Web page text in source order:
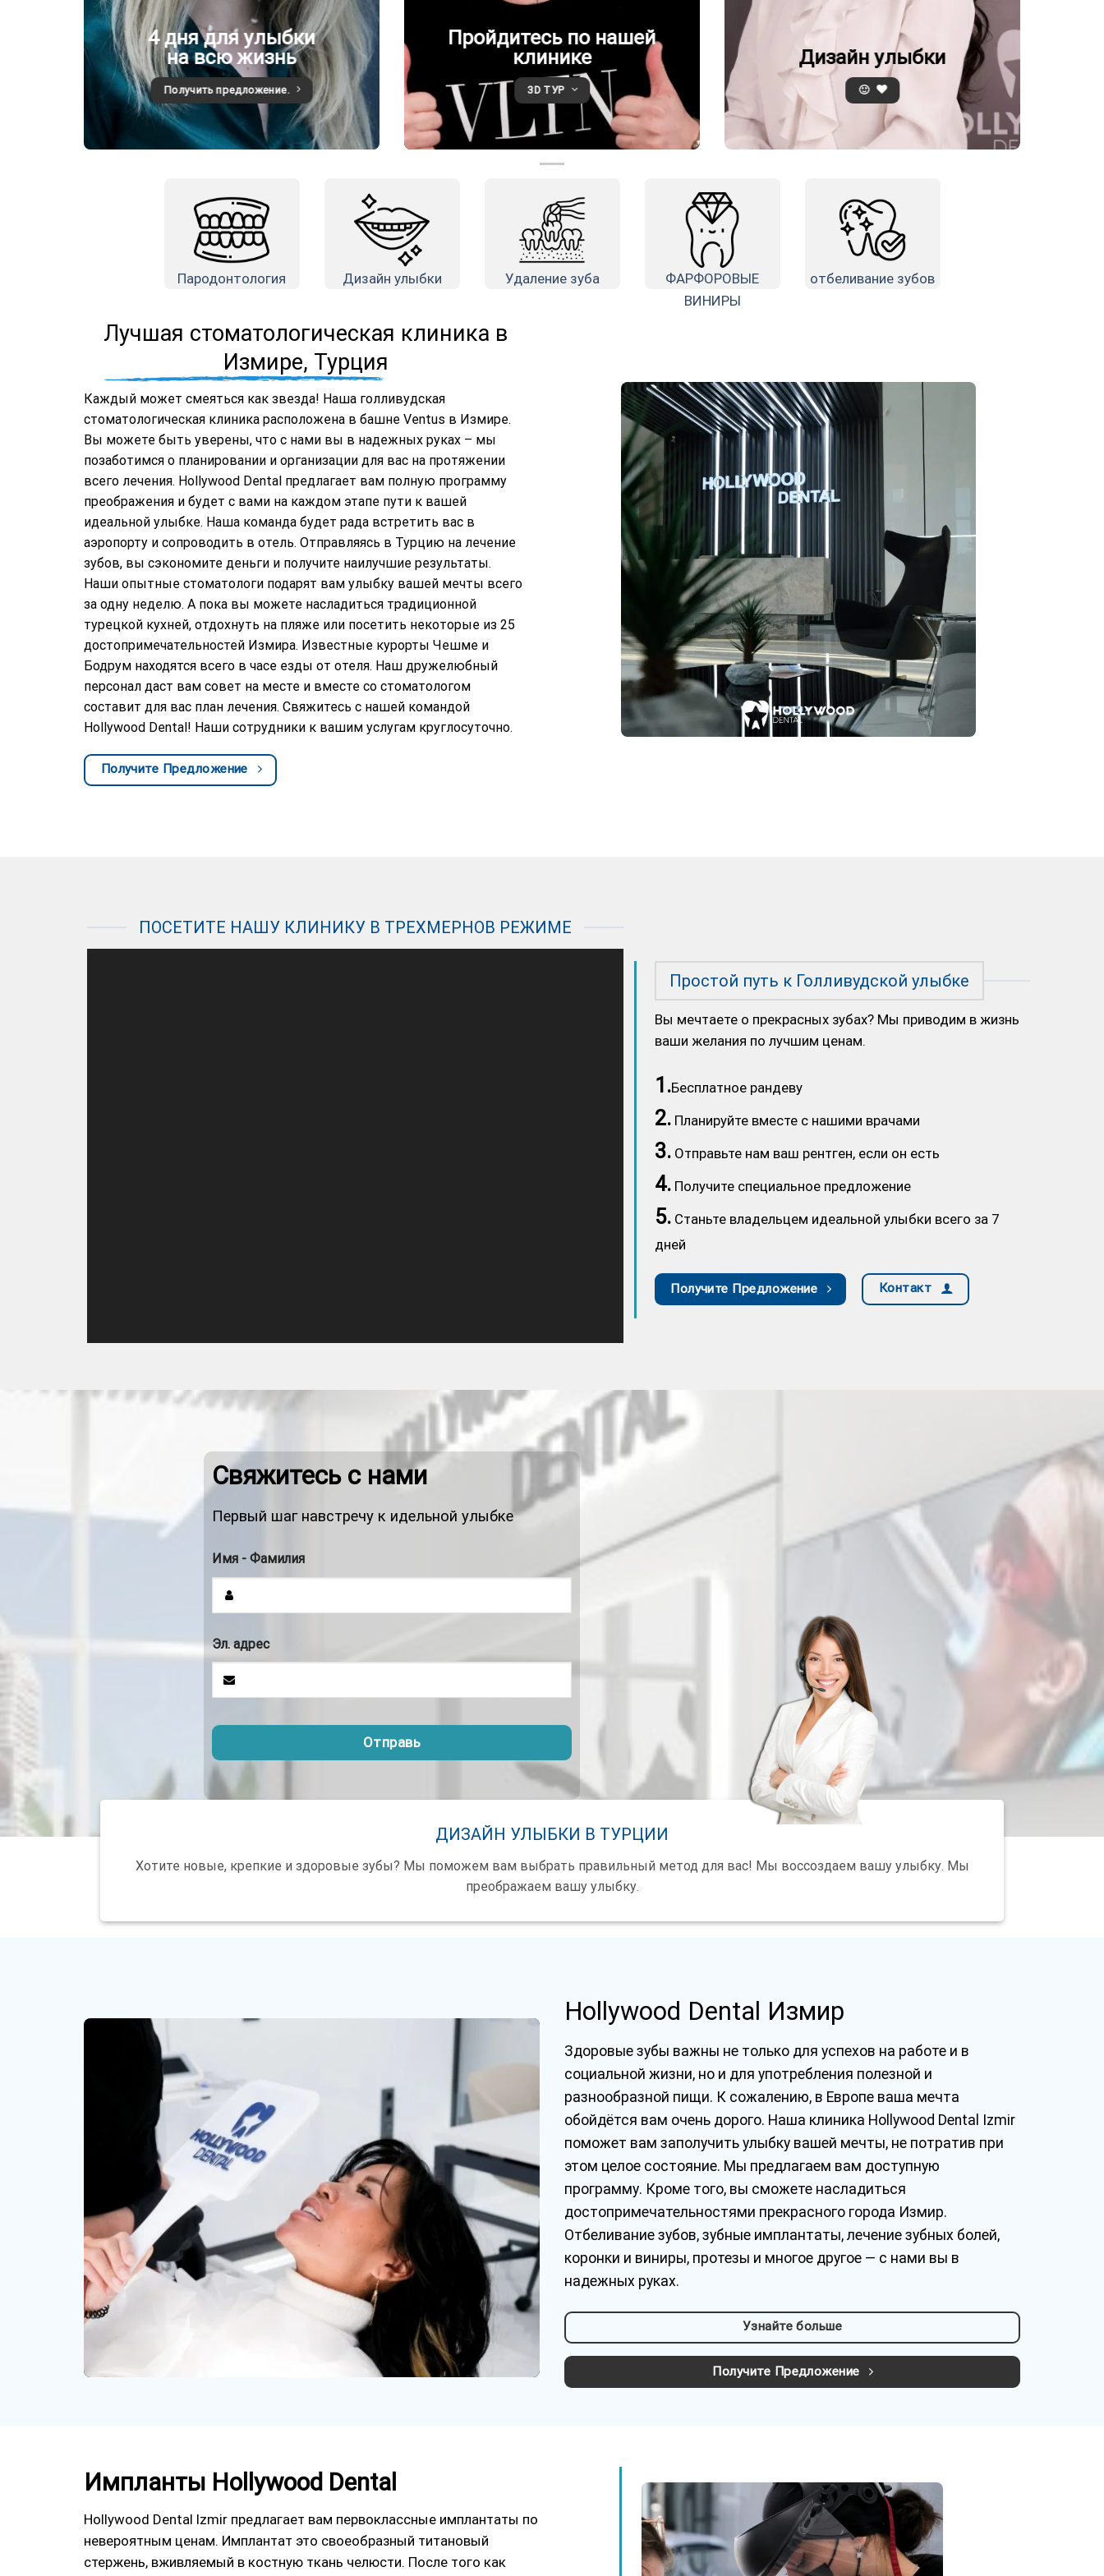
4 дня для улыбки
на всю жизнь
Получить предложение.
Пройдитесь по нашей
клинике
3D ТУР
Дизайн улыбки
🙂
Пародонтология Дизайн улыбки Удаление зуба
ФАРФОРОВЫЕ
ВИНИРЫ
отбеливание зубов
Лучшая стоматологическая клиника в
Измире, Турция
Каждый может смеяться как звезда! Наша голливудская
стоматологическая клиника расположена в башне Ventus в Измире.
Вы можете быть уверены, что с нами вы в надежных руках – мы
позаботимся о планировании и организации для вас на протяжении
всего лечения. Hollywood Dental предлагает вам полную программу
преображения и будет с вами на каждом этапе пути к вашей
идеальной улыбке. Наша команда будет рада встретить вас в
аэропорту и сопроводить в отель. Отправляясь в Турцию на лечение
зубов, вы сэкономите деньги и получите наилучшие результаты.
Наши опытные стоматологи подарят вам улыбку вашей мечты всего
за одну неделю. А пока вы можете насладиться традиционной
турецкой кухней, отдохнуть на пляже или посетить некоторые из 25
достопримечательностей Измира. Известные курорты Чешме и
Бодрум находятся всего в часе езды от отеля. Наш дружелюбный
персонал даст вам совет на месте и вместе со стоматологом
составит для вас план лечения. Свяжитесь с нашей командой
Hollywood Dental! Наши сотрудники к вашим услугам круглосуточно.
Получите Предложение
ПОСЕТИТЕ НАШУ КЛИНИКУ В ТРЕХМЕРНОВ РЕЖИМЕ
Простой путь к Голливудской улыбке
Вы мечтаете о прекрасных зубах? Мы приводим в жизнь
ваши желания по лучшим ценам.
1.Бесплатное рандеву
2.Планируйте вместе с нашими врачами
3.Отправьте нам ваш рентген, если он есть
4.Получите специальное предложение
5.Станьте владельцем идеальной улыбки всего за 7
дней
Получите Предложение Контакт
Свяжитесь с нами
Первый шаг навстречу к идельной улыбке
Имя - Фамилия
Эл. адрес
Отправь
Это
поле
пустым
ДИЗАЙН УЛЫБКИ В ТУРЦИИ
Хотите новые, крепкие и здоровые зубы? Мы поможем вам выбрать правильный метод для вас! Мы воссоздаем вашу улыбку. Мы
преображаем вашу улыбку.
Hollywood Dental Измир
Здоровые зубы важны не только для успехов на работе и в
социальной жизни, но и для употребления полезной и
разнообразной пищи. К сожалению, в Европе ваша мечта
обойдётся вам очень дорого. Наша клиника Hollywood Dental Izmir
поможет вам заполучить улыбку вашей мечты, не потратив при
этом целое состояние. Мы предлагаем вам доступную
программу. Кроме того, вы сможете насладиться
достопримечательностями прекрасного города Измир.
Отбеливание зубов, зубные имплантаты, лечение зубных болей,
коронки и виниры, протезы и многое другое — с нами вы в
надежных руках.
Узнайте больше
Получите Предложение
Импланты Hollywood Dental
Hollywood Dental Izmir предлагает вам первоклассные имплантаты по
невероятным ценам. Имплантат это своеобразный титановый
стержень, вживляемый в костную ткань челюсти. После того как